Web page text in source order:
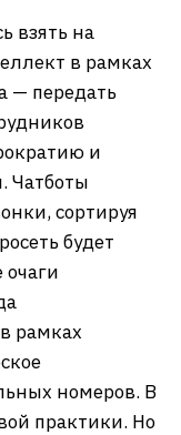
взять на
в рамках
— передать
и
Чатботы
сортируя
будет
рамках
номеров. В
практики. Но